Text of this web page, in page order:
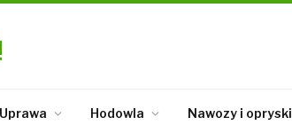
Uprawa Hodowla Nawozy i opryski